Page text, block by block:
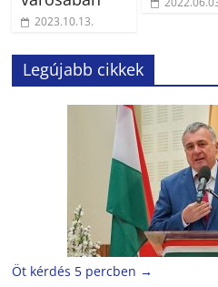
2023.10.13.
Legújabb cikkek
Öt kérdés 5 percben →